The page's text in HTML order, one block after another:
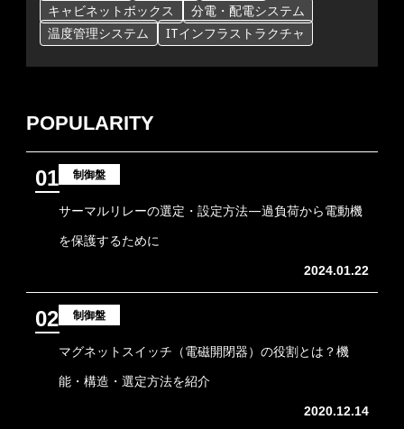
キャビネットボックス
分電・配電システム
温度管理システム
ITインフラストラクチャ
POPULARITY
01 制御盤
サーマルリレーの選定・設定方法―過負荷から電動機
を保護するために
2024.01.22
02 制御盤
マグネットスイッチ（電磁開閉器）の役割とは？機
能・構造・選定方法を紹介
2020.12.14